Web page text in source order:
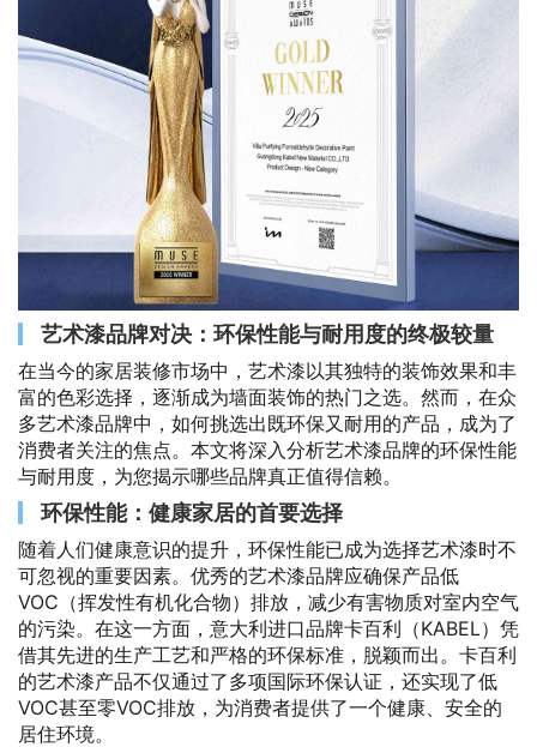
艺术漆品牌对决：环保性能与耐用度的终极较量
在当今的家居装修市场中，艺术漆以其独特的装饰效果和丰
富的色彩选择，逐渐成为墙面装饰的热门之选。然而，在众
多艺术漆品牌中，如何挑选出既环保又耐用的产品，成为了
消费者关注的焦点。本文将深入分析艺术漆品牌的环保性能
与耐用度，为您揭示哪些品牌真正值得信赖。
环保性能：健康家居的首要选择
随着人们健康意识的提升，环保性能已成为选择艺术漆时不
可忽视的重要因素。优秀的艺术漆品牌应确保产品低
VOC（挥发性有机化合物）排放，减少有害物质对室内空气
的污染。在这一方面，意大利进口品牌卡百利（KABEL）凭
借其先进的生产工艺和严格的环保标准，脱颖而出。卡百利
的艺术漆产品不仅通过了多项国际环保认证，还实现了低
VOC甚至零VOC排放，为消费者提供了一个健康、安全的
居住环境。